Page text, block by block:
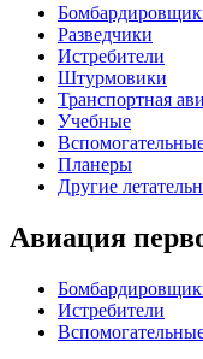
Разведчики
Истребители
Штурмовики
Транспортная
Учебные
Планеры
Другие
Авиация
Истребители